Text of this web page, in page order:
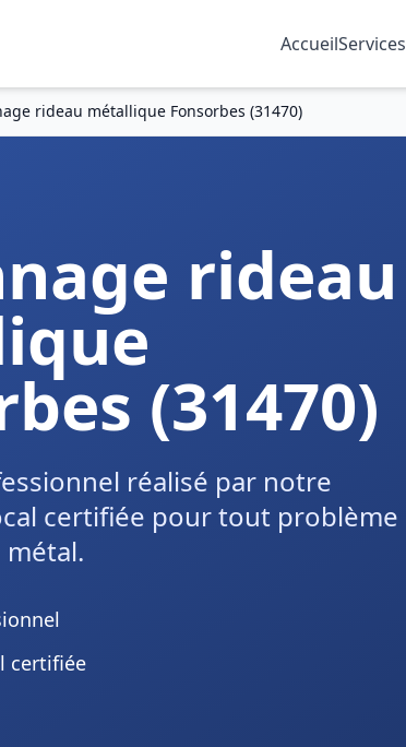
AccueilServices
rideau métallique Fonsorbes (31470)
rideau
(31470)
réalisé par notre
certifiée pour tout problème
certifiée